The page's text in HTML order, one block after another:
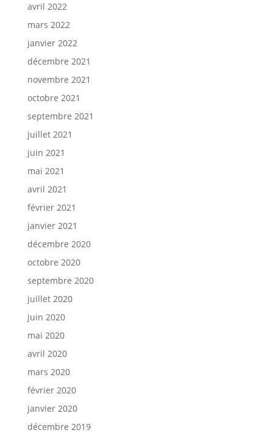
avril 2022
mars 2022
janvier 2022
décembre 2021
novembre 2021
octobre 2021
septembre 2021
juillet 2021
juin 2021
mai 2021
avril 2021
février 2021
janvier 2021
décembre 2020
octobre 2020
septembre 2020
juillet 2020
juin 2020
mai 2020
avril 2020
mars 2020
février 2020
janvier 2020
décembre 2019